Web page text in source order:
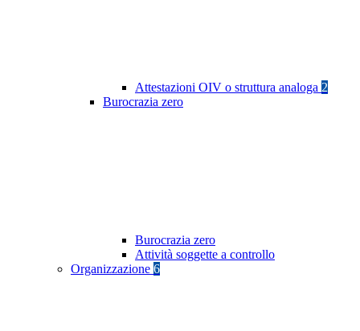
Attestazioni OIV o struttura analoga 2
Burocrazia zero
Burocrazia zero
Attività soggette a controllo
Organizzazione 6